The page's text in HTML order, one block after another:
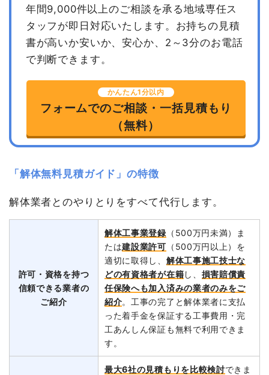
年間9,000件以上のご相談を承る地域専任ス
タッフが即日対応いたします。 お持ちの見積
書が高いか安いか、安心か、2～3分のお電話
で判断できます。
かんたん1分以内
フォームでのご相談・一括見積もり
（無料）
「解体無料見積ガイド」の特徴
解体業者とのやりとりをすべて代行します。
許可・資格を持つ
信頼できる業者の
ご紹介
解体工事業登録 （500万円未満）ま
たは建設業許可 （500万円以上）を
適切に取得し、 解体工事施工技士な
どの有資格者が在籍し、 損害賠償責
任保険へも加入済みの業者のみをご
紹介。工事の完了と解体業者に支払
った着手金を保証する工事費用・完
工あんしん保証も無料で利用できま
す。
最大6社の見積もりを比較検討できま